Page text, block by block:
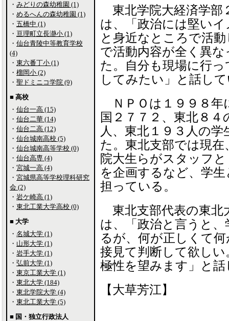
東北学院大経済学部
は、「政治には堅い
と身近なところで活
で活動内容が全く異
た。自分も現場に行
してみたい」と話し
ＮＰＯは１９９８年
国２７７２、東北８
人、東北１９３人の
た。東北支部では現
院大生らがスタッフ
を企画するなど、学
担っている。
東北支部代表の東北
は、「政治と言うと
るが、何が正しくて
接見て判断して欲し
極性を望みます」と
【大草芳江】
・ みどりの森幼稚園 (1)
・ めるへんの森幼稚園 (1)
・ 五橋中 (1)
・ 亘理町立長瀞小 (1)
・ 仙台青陵中等教育学校
(4)
・ 東六番丁小 (1)
・ 榴岡小 (2)
・ 聖ドミニコ学院 (9)
■ 高校
・ 仙台一高 (15)
・ 仙台二華 (14)
・ 仙台二高 (12)
・ 仙台城南高校 (5)
・ 仙台城南高等学校 (0)
・ 仙台高専 (4)
・ 宮城一高 (4)
・ 宮城県高等学校理科研究
会 (2)
・ 岩ケ崎高 (1)
・ 東北工業大学高校 (0)
■ 大学
・ 名城大学 (1)
・ 山形大学 (1)
・ 岩手大学 (1)
・ 弘前大学 (1)
・ 東京工業大学 (1)
・ 東北大学 (184)
・ 東北学院大学 (4)
・ 東北工業大学 (5)
■ 国・独立行政法人